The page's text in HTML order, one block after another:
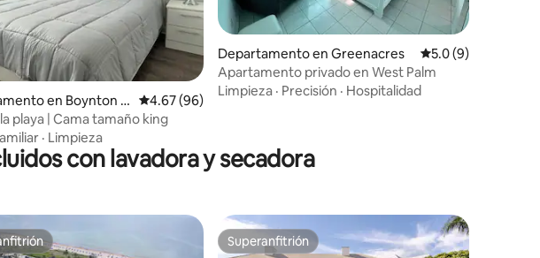
4.92 de 5; 12 evaluaciones
en Boynton B
Calificación promedio: 4.67 de 5; 96 evaluaciones
4.67 (96)
playa | Cama tamaño king
· Limpieza
Departamento en Greenacres Calificación
5.0 (9)
Apartamento privado en West Palm
Limpieza · Precisión · Hospitalidad
con lavadora y secadora
Superanfitrión
Superanfitrión